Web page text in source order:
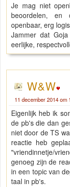
Je mag niet
beoordelen, en
openbaar, erg
Jammer dat
eerlijke,
W&W
11 december 2014 om
Eigenlijk heb ik
de pb's die dan
niet door de TS
reactie heb
"vriendinnetje/
genoeg zijn de
in een topic van
taal in pb's.